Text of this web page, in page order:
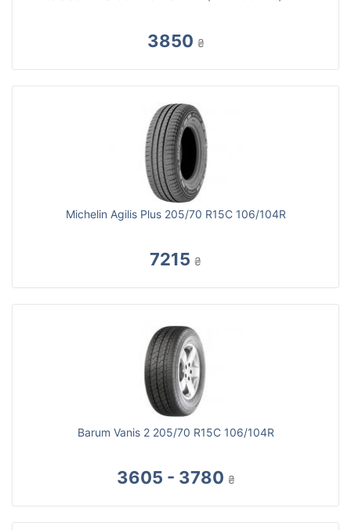
3850 ₴
Michelin Agilis Plus 205/70 R15C 106/104R
7215 ₴
Barum Vanis 2 205/70 R15C 106/104R
3605 - 3780 ₴